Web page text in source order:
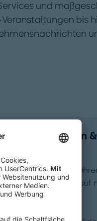
und
bis
Kooperationen
die ich
mich sehr gut auf